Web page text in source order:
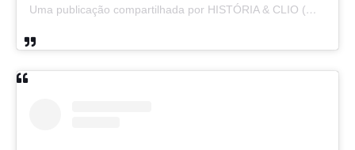
Uma publicação compartilhada por HISTÓRIA & CLIO (@historiaeclio)